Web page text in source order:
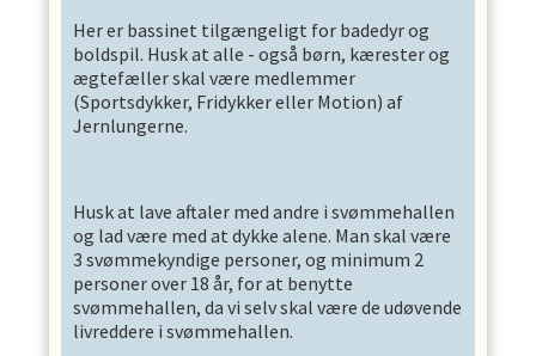
Her er bassinet tilgængeligt for badedyr og
boldspil. Husk at alle - også børn, kærester og
ægtefæller skal være medlemmer
(Sportsdykker, Fridykker eller Motion) af
Jernlungerne.
Husk at lave aftaler med andre i svømmehallen
og lad være med at dykke alene. Man skal være
3 svømmekyndige personer, og minimum 2
personer over 18 år, for at benytte
svømmehallen, da vi selv skal være de udøvende
livreddere i svømmehallen.